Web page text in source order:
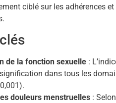
ciblé sur les adhérences
de la fonction sexuelle :
dans tous les
douleurs menstruelles :